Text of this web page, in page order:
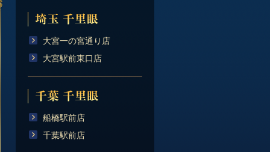
大宮一の宮通り店
大宮駅前東口店
船橋駅前店
千葉駅前店